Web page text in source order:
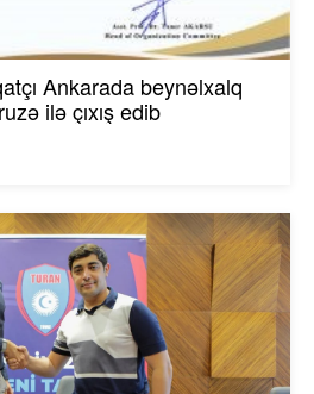
Ankarada beynəlxalq
ilə çıxış edib